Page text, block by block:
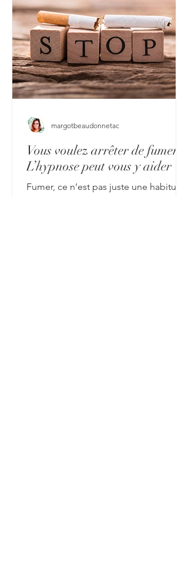
Vous voulez arrêter de fumer ?
L’hypnose peut vous y aider
Fumer, ce n’est pas juste une habitude.
margotbeaudonnetac